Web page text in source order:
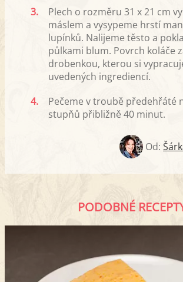
3.
Plech o rozměru 31 x 21 cm
máslem a vysypeme hrstí
lupínků. Nalijeme těsto a
půlkami blum. Povrch koláče
drobenkou, kterou si
uvedených ingrediencí.
4.
Pečeme v troubě předehřáté
stupňů přibližně 40 minut.
Od:
PODOBNÉ